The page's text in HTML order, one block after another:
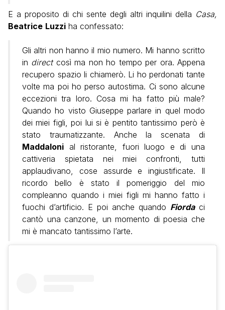
E a proposito di chi sente degli altri inquilini della Casa,
Beatrice Luzzi ha confessato:
Gli altri non hanno il mio numero. Mi hanno scritto
in directcosì ma non ho tempo per ora. Appena
recupero spazio li chiamerò. Li ho perdonati tante
volte ma poi ho perso autostima. Ci sono alcune
eccezioni tra loro. Cosa mi ha fatto più male?
Quando ho visto Giuseppe parlare in quel modo
dei miei figli, poi lui si è pentito tantissimo però è
stato traumatizzante. Anche la scenata di
Maddaloni al ristorante, fuori luogo e di una
cattiveria spietata nei miei confronti, tutti
applaudivano, cose assurde e ingiustificate. Il
ricordo bello è stato il pomeriggio del mio
compleanno quando i miei figli mi hanno fatto i
fuochi d’artificio. E poi anche quando Fiordaci
cantò una canzone, un momento di poesia che
mi è mancato tantissimo l’arte.